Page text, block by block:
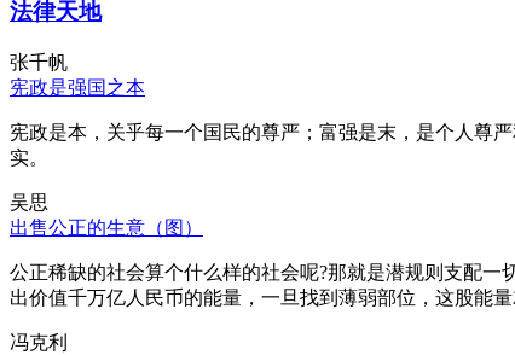
法律天地
张千帆
宪政是强国之本
宪政是本，关乎每一个国民的尊严；富强是末，是个人尊
实。
吴思
出售公正的生意（图）
公正稀缺的社会算个什么样的社会呢?那就是潜规则支配
出价值千万亿人民币的能量，一旦找到薄弱部位，这股能量
冯克利